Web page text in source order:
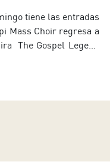
tiene las entradas
Mass Choir regresa a
The Gospel Legend
a agotar las